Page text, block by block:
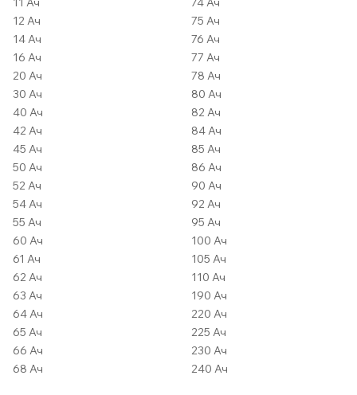
12 Ач
14 Ач
16 Ач
20 Ач
30 Ач
40 Ач
42 Ач
45 Ач
50 Ач
52 Ач
54 Ач
55 Ач
60 Ач
61 Ач
62 Ач
63 Ач
64 Ач
65 Ач
66 Ач
68 Ач
75 Ач
76 Ач
77 Ач
78 Ач
80 Ач
82 Ач
84 Ач
85 Ач
86 Ач
90 Ач
92 Ач
95 Ач
100 Ач
105 Ач
110 Ач
190 Ач
220 Ач
225 Ач
230 Ач
240 Ач